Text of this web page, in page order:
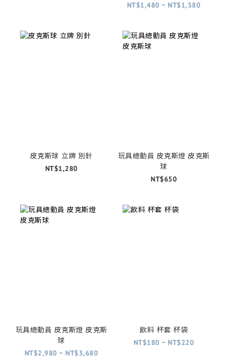
NT$1,480 ~ NT$1,580
皮克斯球 立牌 別針
NT$1,280
玩具總動員 皮克斯燈 皮克斯
球
NT$650
玩具總動員 皮克斯燈 皮克斯
球
NT$2,980 ~ NT$3,680
飲料 杯套 杯袋
NT$180 ~ NT$220